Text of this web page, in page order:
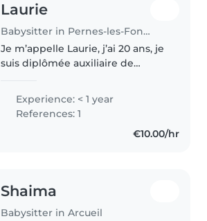
Laurie
Babysitter in Pernes-les-Fontaines
Je m’appelle Laurie, j’ai 20 ans, je
suis diplômée auxiliaire de
m’occuper d’enfants en bas âge.
je suis quelqu’un de patient, de
bienveillant et..
Experience: < 1 year
References: 1
€10.00/hr
Shaima
Babysitter in Arcueil